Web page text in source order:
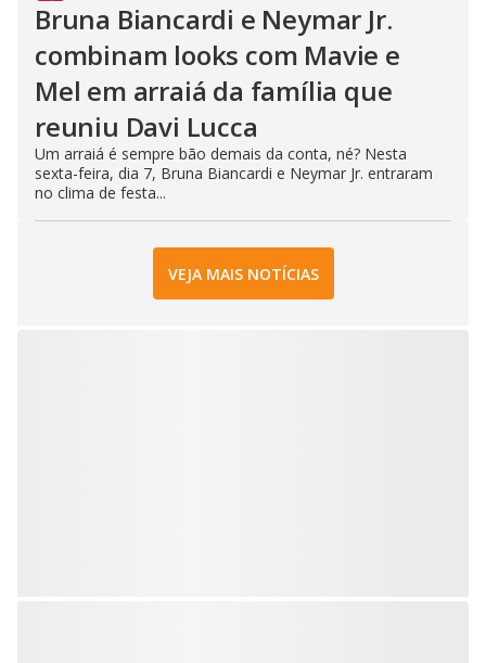
Bruna Biancardi e Neymar Jr.
combinam looks com Mavie e
Mel em arraiá da família que
reuniu Davi Lucca
Um arraiá é sempre bão demais da conta, né? Nesta
sexta-feira, dia 7, Bruna Biancardi e Neymar Jr. entraram
no clima de festa...
VEJA MAIS NOTÍCIAS